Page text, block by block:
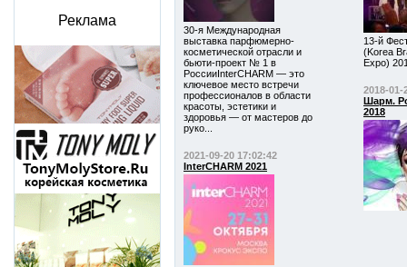
Реклама
30-я Международная
выставка парфюмерно-
косметической отрасли и
бьюти-проект № 1 в
РоссииInterCHARM — это
ключевое место встречи
профессионалов в области
красоты, эстетики и
здоровья — от мастеров до
руко...
2021-09-20 17:02:42
InterCHARM 2021
13-й
(Korea
Expo)
2018-01-
Шарм.
2018